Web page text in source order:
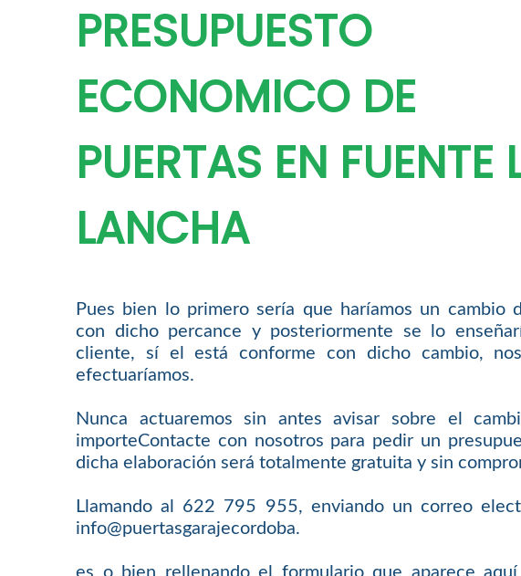
PRESUPUESTO
ECONOMICO DE
PUERTAS EN FUENTE
LANCHA
Pues bien lo primero sería que haríamos un cambio
con dicho percance y posteriormente se lo
cliente, sí el está conforme con dicho cambio,
efectuaríamos.
Nunca actuaremos sin antes avisar sobre el
importeContacte con nosotros para pedir un
dicha elaboración será totalmente gratuita y sin
Llamando al 622 795 955, enviando un correo
info@puertasgarajecordoba.